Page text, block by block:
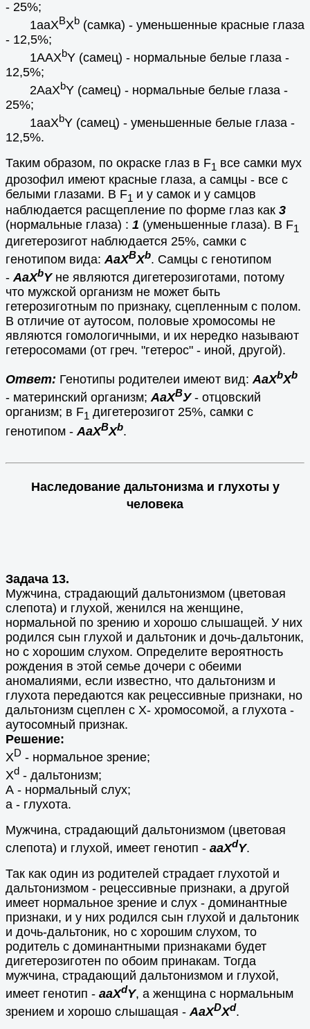
- 25%;
1aaXBXb (самка) - уменьшенные красные глаза
- 12,5%;
1AAXbY (самец) - нормальные белые глаза -
12,5%;
2AaXbY (самец) - нормальные белые глаза -
25%;
1aaXbY (самец) - уменьшенные белые глаза -
12,5%.
Таким образом, по окраске глаз в F1 все самки мух
дрозофил имеют красные глаза, а самцы - все с
белыми глазами. В F1 и у самок и у самцов
наблюдается расщепление по форме глаз как 3
(нормальные глаза) : 1 (уменьшенные глаза). В F1
дигетерозигот наблюдается 25%, самки с
генотипом вида: AaXВXb. Самцы с генотипом
- AaXbYне являются дигетерозиготами, потому
что мужской организм не может быть
гетерозиготным по признаку, сцепленным с полом.
В отличие от аутосом, половые хромосомы не
являются гомологичными, и их нередко называют
гетеросомами (от греч. "гетерос" - иной, другой).
Ответ: Генотипы родителеи имеют вид: АаХbXb
- материнский организм; АаХВУ- отцовский
организм; в F1 дигетерозигот 25%, самки с
генотипом -AaXВXb.
Наследование дальтонизма и глухоты у
человека
Задача 13.
Мужчина, страдающий дальтонизмом (цветовая
слепота) и глухой, женился на женщине,
нормальной по зрению и хорошо слышащей. У них
родился сын глухой и дальтоник и дочь-дальтоник,
но с хорошим слухом. Определите вероятность
рождения в этой семье дочери с обеими
аномалиями, если известно, что дальтонизм и
глухота передаются как рецессивные признаки, но
дальтонизм сцеплен с Х- хромосомой, а глухота -
аутосомный признак.
Решение:
XD - нормальное зрение;
Xd - дальтонизм;
А - нормальный слух;
а - глухота.
Мужчина, страдающий дальтонизмом (цветовая
слепота) и глухой, имеет генотип - ааXdY.
Так как один из родителей страдает глухотой и
дальтонизмом - рецессивные признаки, а другой
имеет нормальное зрение и слух - доминантные
признаки, и у них родился сын глухой и дальтоник
и дочь-дальтоник, но с хорошим слухом, то
родитель с доминантными признаками будет
дигетерозиготен по обоим принакам. Тогда
мужчина, страдающий дальтонизмом и глухой,
имеет генотип - ааXdY, а женщина с нормальным
зрением и хорошо слышащая - АаXDXd.